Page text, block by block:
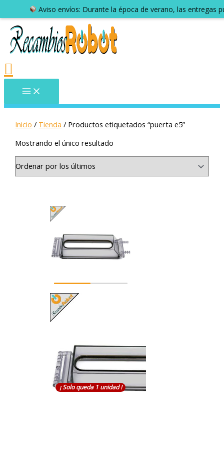
Horario Julio:de
Inicio / Tienda / Productos etiquetados “puerta e5”
Mostrando el único resultado
¡ Solo queda 1 unidad !